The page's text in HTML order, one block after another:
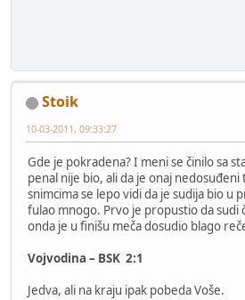
Stoik
10-03-2011, 09:33:27
Gde je pokradena? I meni se činilo sa
penal nije bio, ali da je onaj
snimcima se lepo vidi da je sudija bio u
fulao mnogo. Prvo je propustio da sudi
onda je u finišu meča dosudio blago
Vojvodina – BSK 2:1
Jedva, ali na kraju ipak pobeda Voše.